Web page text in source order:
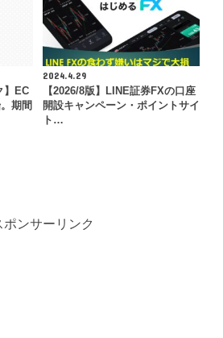
】EC
期間
2024.4.29
【2026/8版】LINE証券FXの口座
開設キャンペーン・ポイントサイ
ト…
ポンサーリンク